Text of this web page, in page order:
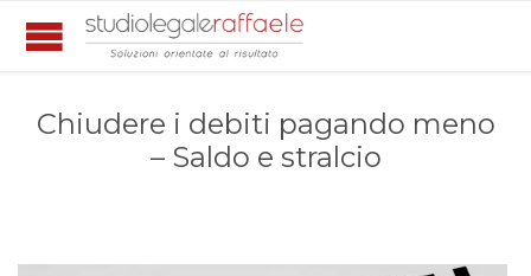
Chiudere i debiti pagando meno
– Saldo e stralcio